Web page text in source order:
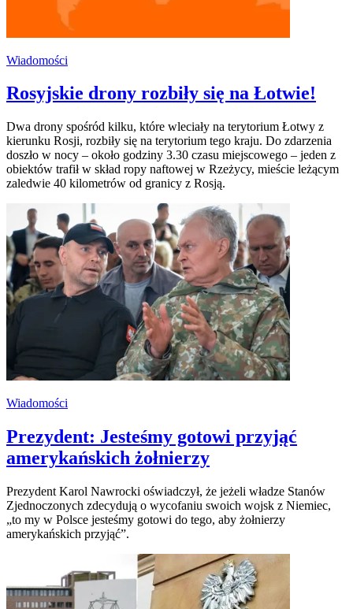
Wiadomości
Rosyjskie drony rozbiły się na Łotwie!
Dwa drony spośród kilku, które wleciały na terytorium Łotwy z
kierunku Rosji, rozbiły się na terytorium tego kraju. Do zdarzenia
doszło w nocy – około godziny 3.30 czasu miejscowego – jeden z
obiektów trafił w skład ropy naftowej w Rzeżycy, mieście leżącym
zaledwie 40 kilometrów od granicy z Rosją.
Wiadomości
Prezydent: Jesteśmy gotowi przyjąć
amerykańskich żołnierzy
Prezydent Karol Nawrocki oświadczył, że jeżeli władze Stanów
Zjednoczonych zdecydują o wycofaniu swoich wojsk z Niemiec,
„to my w Polsce jesteśmy gotowi do tego, aby żołnierzy
amerykańskich przyjąć”.